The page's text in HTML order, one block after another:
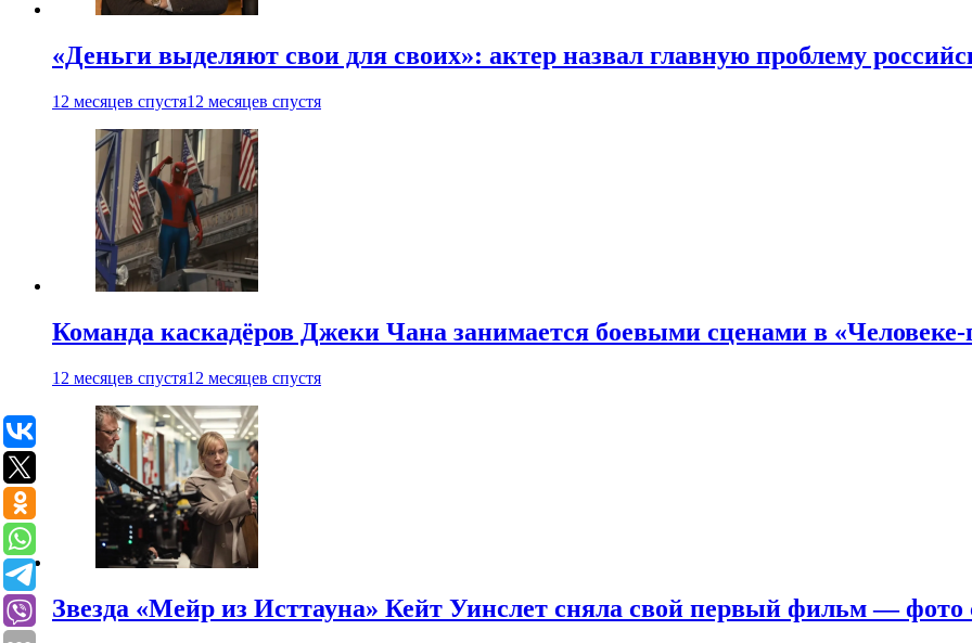
«Деньги выделяют свои для своих»: актер назвал главную проблему
12 месяцев спустя12 месяцев спустя
Команда каскадёров Джеки Чана занимается боевыми сценами в «Человеке-
12 месяцев спустя12 месяцев спустя
Звезда «Мейр из Исттауна» Кейт Уинслет сняла свой первый фильм — фото